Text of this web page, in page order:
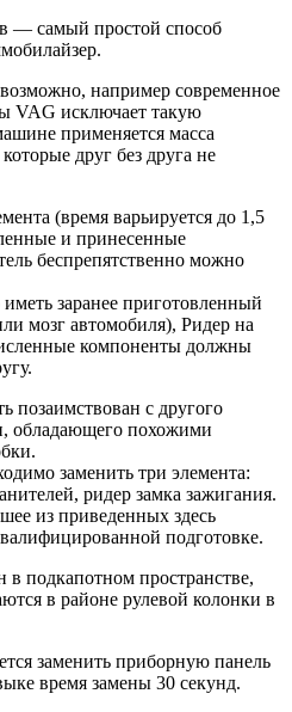
— самый простой способ
например современное
VAG исключает такую
применяется масса
друг без друга не
(время варьируется до 1,5
и принесенные
беспрепятственно можно
заранее приготовленный
мозг автомобиля), Ридер на
компоненты должны
позаимствован с другого
обладающего похожими
заменить три элемента:
ридер замка зажигания.
из приведенных здесь
подготовке.
подкапотном пространстве,
в районе рулевой колонки в
заменить приборную панель
время замены 30 секунд.